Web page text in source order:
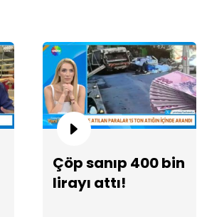
71
Çöp sanıp 400 bin
lirayı attı!